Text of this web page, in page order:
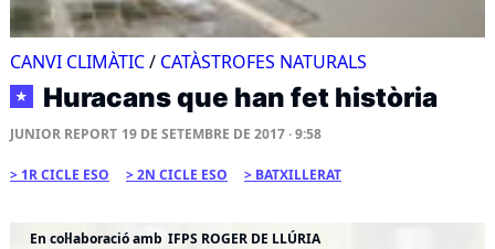
CANVI CLIMÀTIC/ CATÀSTROFES NATURALS
★ Huracans que han fet història
JUNIOR REPORT 19 DE SETEMBRE DE 2017 · 9:58
1R CICLE ESO 2N CICLE ESO BATXILLERAT
En col·laboració amb IFPS ROGER DE LLÚRIA